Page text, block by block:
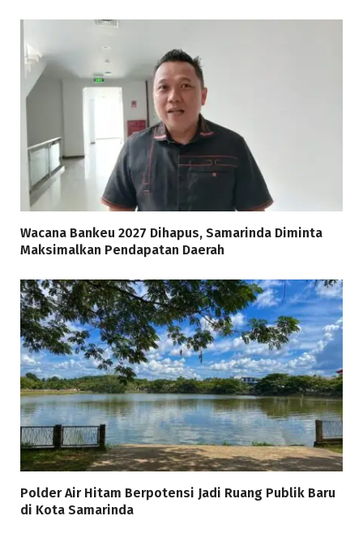
Wacana Bankeu 2027 Dihapus, Samarinda Diminta
Maksimalkan Pendapatan Daerah
Polder Air Hitam Berpotensi Jadi Ruang Publik Baru
di Kota Samarinda